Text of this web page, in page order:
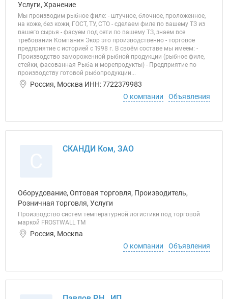
Услуги, Хранение
Мы производим рыбное филе: - штучное, блочное, проложенное,
на коже, без кожи, ГОСТ, ТУ, СТО - сделаем филе по вашему ТЗ из
вашего сырья - фасуем под сети по вашему ТЗ, знаем все
требования Компания Экор это производственно - торговое
предприятие с историей с 1998 г. В своём составе мы имеем: -
Производство замороженной рыбной продукции (рыбное филе,
стейки, фасованная Рыба и морепродукты) - Предприятие по
производству готовой рыбопродукции...
Россия, Москва ИНН: 7722379983
О компании
Объявления
СКАНДИ Ком, ЗАО
Оборудование, Оптовая торговля, Производитель,
Розничная торговля, Услуги
Производство систем температурной логистики под торговой
маркой FROSTWALL ТМ
Россия, Москва
О компании
Объявления